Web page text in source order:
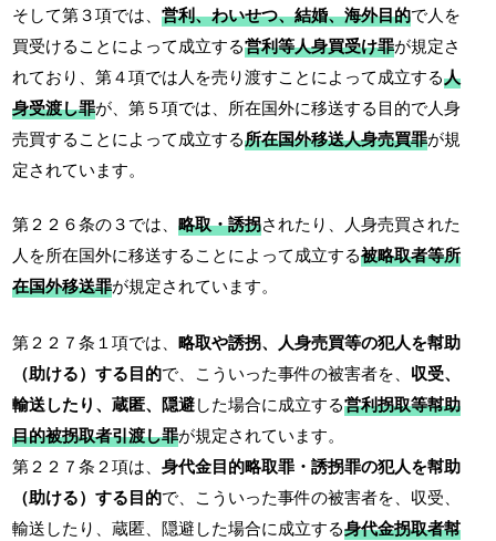
そして第３項では、営利、わいせつ、結婚、海外目的で人を
買受けることによって成立する営利等人身買受け罪が規定さ
れており、第４項では人を売り渡すことによって成立する人
身受渡し罪が、第５項では、所在国外に移送する目的で人身
売買することによって成立する所在国外移送人身売買罪が規
定されています。
第２２６条の３では、略取・誘拐されたり、人身売買された
人を所在国外に移送することによって成立する被略取者等所
在国外移送罪が規定されています。
第２２７条１項では、略取や誘拐、人身売買等の犯人を幇助
（助ける）する目的で、こういった事件の被害者を、 収受、
輸送したり、蔵匿、隠避した場合に成立する営利拐取等幇助
目的被拐取者引渡し罪が規定されています。
第２２７条２項は、身代金目的略取罪・誘拐罪の犯人を幇助
（助ける）する目的で、こういった事件の被害者を、収受、
輸送したり、蔵匿、隠避した場合に成立する身代金拐取者幇